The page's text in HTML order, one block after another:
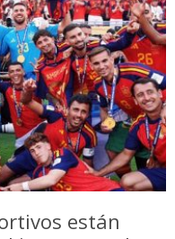
están